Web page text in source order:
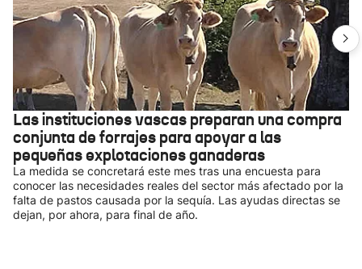
Las instituciones vascas preparan una compra
conjunta de forrajes para apoyar a las
pequeñas explotaciones ganaderas
La medida se concretará este mes tras una encuesta para
conocer las necesidades reales del sector más afectado por la
falta de pastos causada por la sequía. Las ayudas directas se
dejan, por ahora, para final de año.